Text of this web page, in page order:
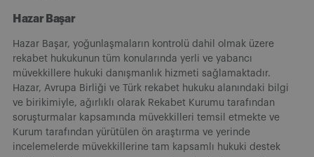
Hazar Başar
Hazar Başar, yoğunlaşmaların kontrolü dahil olmak üzere
rekabet hukukunun tüm konularında yerli ve yabancı
müvekkillere hukuki danışmanlık hizmeti sağlamaktadır.
Hazar, Avrupa Birliği ve Türk rekabet hukuku alanındaki bilgi
ve birikimiyle, ağırlıklı olarak Rekabet Kurumu tarafından
soruşturmalar kapsamında müvekkilleri temsil etmekte ve
Kurum tarafından yürütülen ön araştırma ve yerinde
incelemelerde müvekkillerine tam kapsamlı hukuki destek